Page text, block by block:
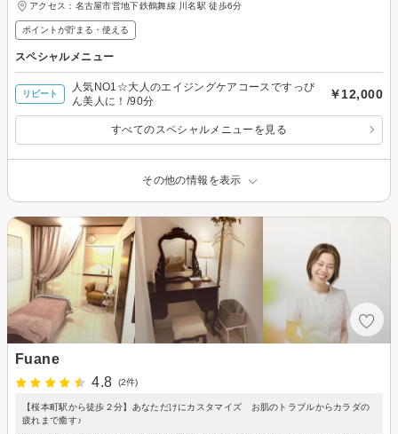
アクセス：名古屋市営地下鉄鶴舞線 川名駅 徒歩6分
ポイントが貯まる・使える
スペシャルメニュー
リピート
人気NO1☆大人のエイジングケアコースですっぴ
ん美人に！/90分
￥12,000
すべてのスペシャルメニューを見る
その他の情報を表示
Fuane
4.8
(2件)
【桜本町駅から徒歩２分】あなただけにカスタマイズ お肌のトラブルからカラダの
疲れまで癒す♪